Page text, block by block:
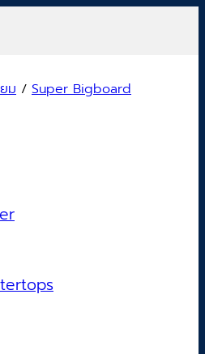
ม / Super Bigboard